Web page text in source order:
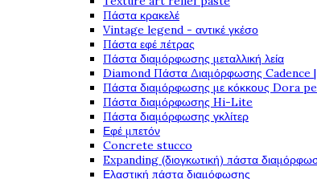
Πάστα κρακελέ
Vintage legend - αντικέ γκέσο
Πάστα εφέ πέτρας
Πάστα διαμόρφωσης μεταλλική λεία
Diamond Πάστα Διαμόρφωσης Cadence
Πάστα διαμόρφωσης με κόκκους Dora
Πάστα διαμόρφωσης Hi-Lite
Πάστα διαμόρφωσης γκλίτερ
Εφέ μπετόν
Concrete stucco
Expanding (διογκωτική) πάστα
Ελαστική πάστα διαμόφωσης